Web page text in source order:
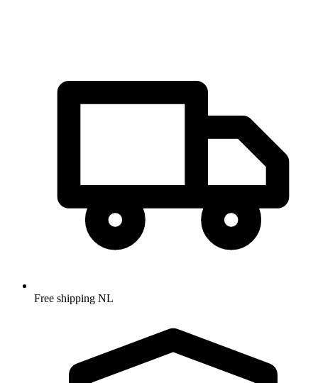
Free shipping NL